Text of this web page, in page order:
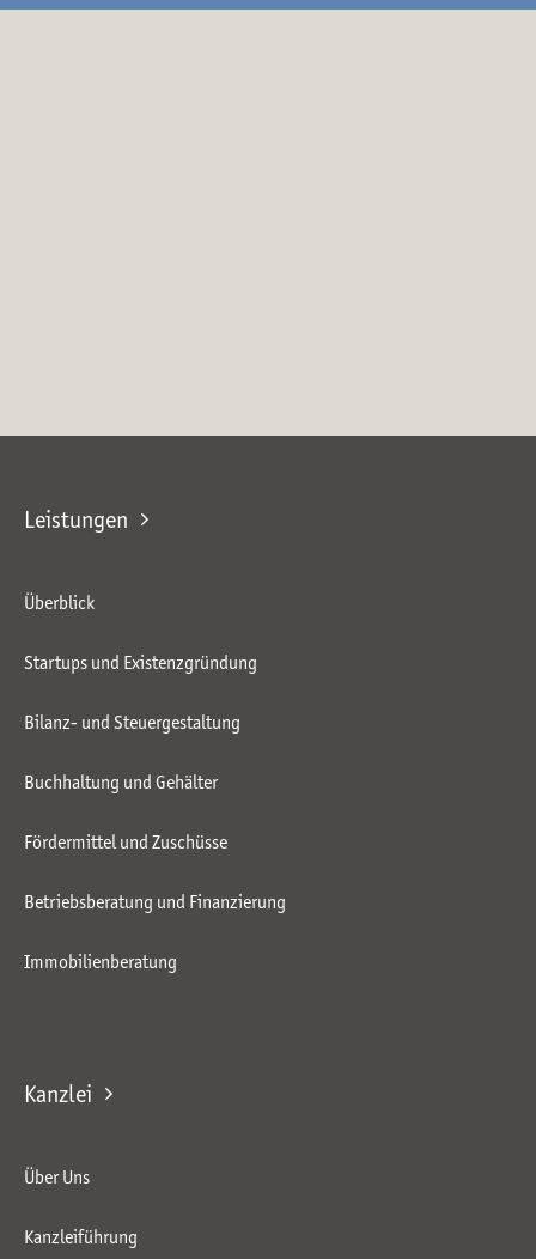
Leistungen
Überblick
Startups und Existenzgründung
Bilanz- und Steuergestaltung
Buchhaltung und Gehälter
Fördermittel und Zuschüsse
Betriebsberatung und Finanzierung
Immobilienberatung
Kanzlei
Über Uns
Kanzleiführung